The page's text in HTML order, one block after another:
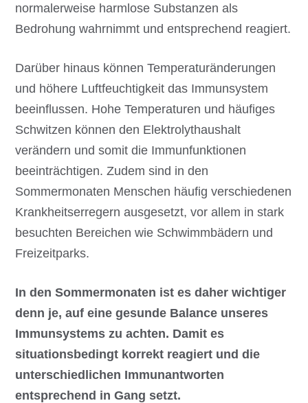
normalerweise harmlose Substanzen als
Bedrohung wahrnimmt und entsprechend reagiert.
Darüber hinaus können Temperaturänderungen
und höhere Luftfeuchtigkeit das Immunsystem
beeinflussen. Hohe Temperaturen und häufiges
Schwitzen können den Elektrolythaushalt
verändern und somit die Immunfunktionen
beeinträchtigen. Zudem sind in den
Sommermonaten Menschen häufig verschiedenen
Krankheitserregern ausgesetzt, vor allem in stark
besuchten Bereichen wie Schwimmbädern und
Freizeitparks.
In den Sommermonaten ist es daher wichtiger
denn je, auf eine gesunde Balance unseres
Immunsystems zu achten. Damit es
situationsbedingt korrekt reagiert und die
unterschiedlichen Immunantworten
entsprechend in Gang setzt.